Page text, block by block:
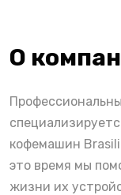
О
кофемашин
это время мы
жизни их